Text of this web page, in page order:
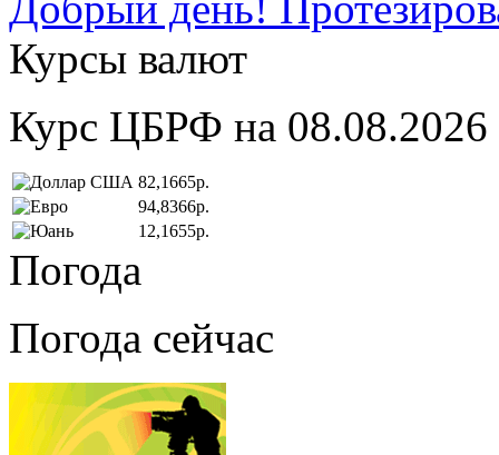
Курсы валют
Курс ЦБРФ на 08.08.2026
82,1665р.
94,8366р.
12,1655р.
Погода
Погода сейчас